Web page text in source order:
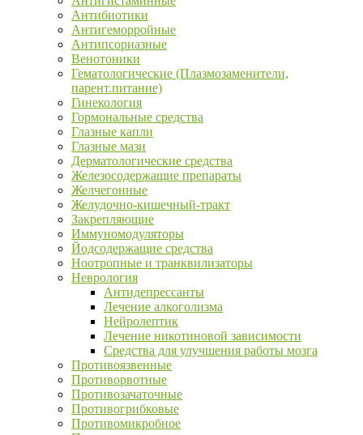
Антибиотики
Антигеморройные
Антипсориазные
Венотоники
Гематологические (Плазмозаменители,
парент.питание)
Гинекология
Гормональные средства
Глазные капли
Глазные мази
Дерматологические средства
Железосодержащие препараты
Желчегонные
Желудочно-кишечный-тракт
Закрепляющие
Иммуномодуляторы
Йодсодержащие средства
Ноотропные и транквилизаторы
Неврология
Антидепрессанты
Лечение алкоголизма
Нейролептик
Лечение никотиновой зависимости
Средства для улучшения работы мозга
Противоязвенные
Противорвотные
Противозачаточные
Противогрибковые
Противомикробное